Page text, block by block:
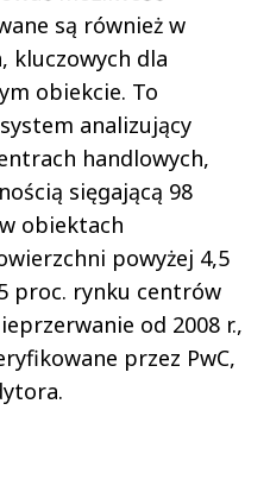
są również w
kluczowych dla
obiekcie. To
analizujący
handlowych,
sięgającą 98
obiektach
powyżej 4,5
proc. rynku centrów
od 2008 r.,
przez PwC,